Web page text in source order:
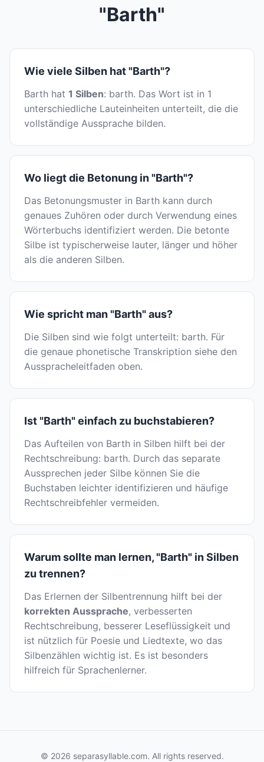
"Barth"
Wie viele Silben hat "Barth"?
Barth hat 1 Silben: barth. Das Wort ist in 1
unterschiedliche Lauteinheiten unterteilt, die die
vollständige Aussprache bilden.
Wo liegt die Betonung in "Barth"?
Das Betonungsmuster in Barth kann durch
genaues Zuhören oder durch Verwendung eines
Wörterbuchs identifiziert werden. Die betonte
Silbe ist typischerweise lauter, länger und höher
als die anderen Silben.
Wie spricht man "Barth" aus?
Die Silben sind wie folgt unterteilt: barth. Für
die genaue phonetische Transkription siehe den
Ausspracheleitfaden oben.
Ist "Barth" einfach zu buchstabieren?
Das Aufteilen von Barth in Silben hilft bei der
Rechtschreibung: barth. Durch das separate
Aussprechen jeder Silbe können Sie die
Buchstaben leichter identifizieren und häufige
Rechtschreibfehler vermeiden.
Warum sollte man lernen, "Barth" in Silben
zu trennen?
Das Erlernen der Silbentrennung hilft bei der
korrekten Aussprache, verbesserten
Rechtschreibung, besserer Leseflüssigkeit und
ist nützlich für Poesie und Liedtexte, wo das
Silbenzählen wichtig ist. Es ist besonders
hilfreich für Sprachenlerner.
© 2026 separasyllable.com. All rights reserved.